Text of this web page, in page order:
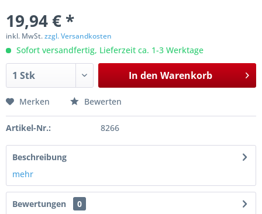
19,94 € *
inkl. MwSt.zzgl. Versandkosten
Sofort versandfertig, Lieferzeit ca. 1-3 Werktage
In den Warenkorb
Merken Bewerten
Artikel-Nr.: 8266
Beschreibung
mehr
Bewertungen
0